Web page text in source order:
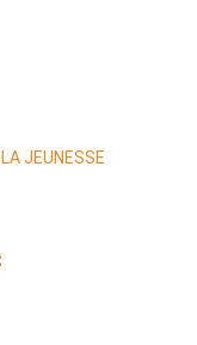
JEUNESSE